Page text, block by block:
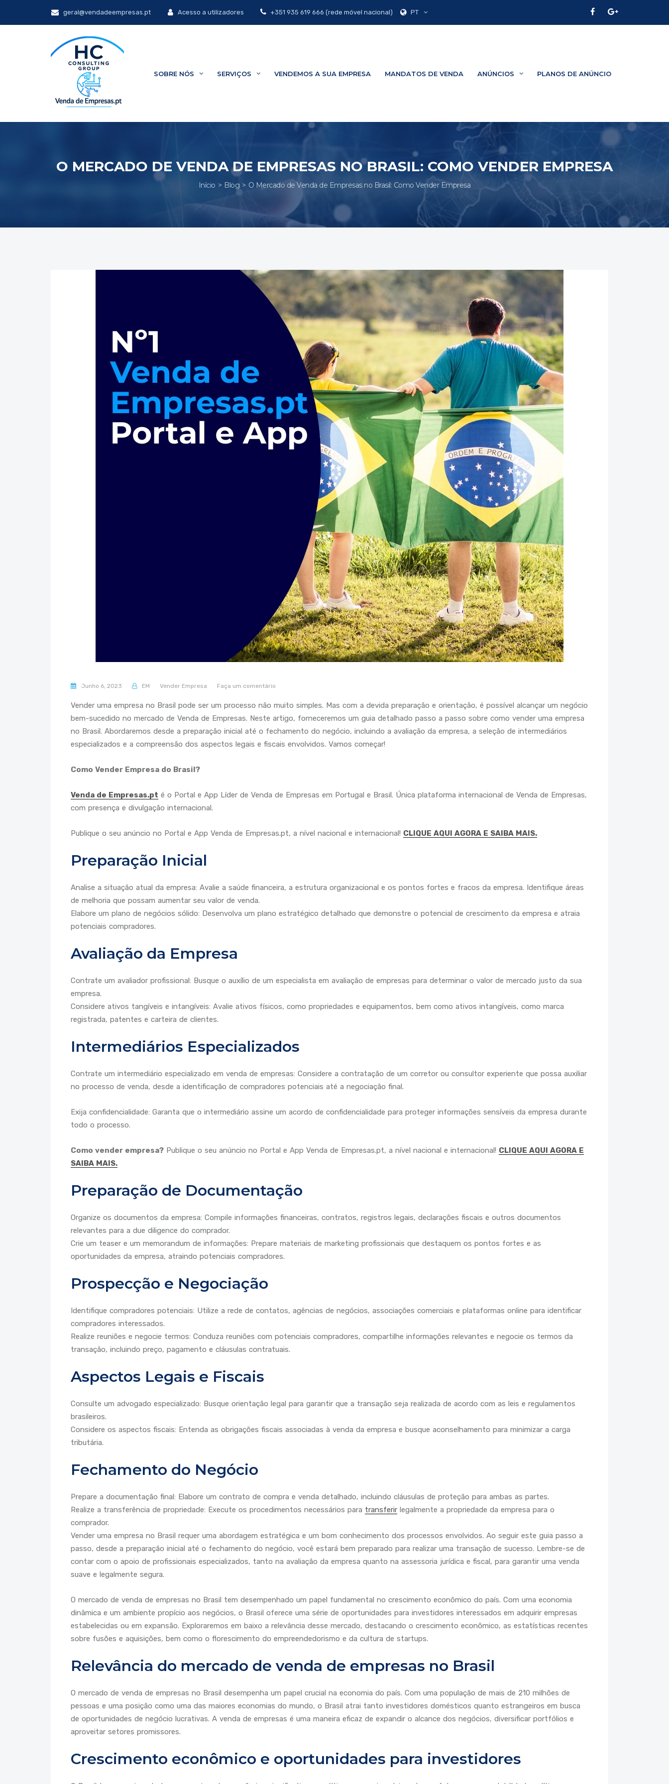
geral@vendadeempresas.pt Acesso a utilizadores PT
+351 935 619 666 (rede móvel nacional)
SOBRE NÓS SERVIÇOS VENDEMOS A SUA EMPRESA MANDATOS DE VENDA ANÚNCIOS PLANOS DE ANÚNCIO
O MERCADO DE VENDA DE EMPRESAS NO BRASIL: COMO VENDER EMPRESA
Início Blog O Mercado de Venda de Empresas no Brasil: Como Vender Empresa
Junho 6, 2023 EM Vender Empresa Faça um comentário
Vender uma empresa no Brasil pode ser um processo não muito simples. Mas com a devida preparação e orientação, é possível alcançar um negócio
bem-sucedido no mercado de Venda de Empresas. Neste artigo, forneceremos um guia detalhado passo a passo sobre como vender uma empresa
no Brasil. Abordaremos desde a preparação inicial até o fechamento do negócio, incluindo a avaliação da empresa, a seleção de intermediários
especializados e a compreensão dos aspectos legais e fiscais envolvidos. Vamos começar!
Como Vender Empresa do Brasil?
Venda de Empresas.pt é o Portal e App Líder de Venda de Empresas em Portugal e Brasil. Única plataforma internacional de Venda de Empresas,
com presença e divulgação internacional.
Publique o seu anúncio no Portal e App Venda de Empresas.pt, a nível nacional e internacional! CLIQUE AQUI AGORA E SAIBA MAIS.
Preparação Inicial
Analise a situação atual da empresa: Avalie a saúde financeira, a estrutura organizacional e os pontos fortes e fracos da empresa. Identifique áreas
de melhoria que possam aumentar seu valor de venda.
Elabore um plano de negócios sólido: Desenvolva um plano estratégico detalhado que demonstre o potencial de crescimento da empresa e atraia
potenciais compradores.
Avaliação da Empresa
Contrate um avaliador profissional: Busque o auxílio de um especialista em avaliação de empresas para determinar o valor de mercado justo da sua
empresa.
Considere ativos tangíveis e intangíveis: Avalie ativos físicos, como propriedades e equipamentos, bem como ativos intangíveis, como marca
registrada, patentes e carteira de clientes.
Intermediários Especializados
Contrate um intermediário especializado em venda de empresas: Considere a contratação de um corretor ou consultor experiente que possa auxiliar
no processo de venda, desde a identificação de compradores potenciais até a negociação final.
Exija confidencialidade: Garanta que o intermediário assine um acordo de confidencialidade para proteger informações sensíveis da empresa durante
todo o processo.
Como vender empresa? Publique o seu anúncio no Portal e App Venda de Empresas.pt, a nível nacional e internacional! CLIQUE AQUI AGORA E
SAIBA MAIS.
Preparação de Documentação
Organize os documentos da empresa: Compile informações financeiras, contratos, registros legais, declarações fiscais e outros documentos
relevantes para a due diligence do comprador.
Crie um teaser e um memorandum de informações: Prepare materiais de marketing profissionais que destaquem os pontos fortes e as
oportunidades da empresa, atraindo potenciais compradores.
Prospecção e Negociação
Identifique compradores potenciais: Utilize a rede de contatos, agências de negócios, associações comerciais e plataformas online para identificar
compradores interessados.
Realize reuniões e negocie termos: Conduza reuniões com potenciais compradores, compartilhe informações relevantes e negocie os termos da
transação, incluindo preço, pagamento e cláusulas contratuais.
Aspectos Legais e Fiscais
Consulte um advogado especializado: Busque orientação legal para garantir que a transação seja realizada de acordo com as leis e regulamentos
brasileiros.
Considere os aspectos fiscais: Entenda as obrigações fiscais associadas à venda da empresa e busque aconselhamento para minimizar a carga
tributária.
Fechamento do Negócio
Prepare a documentação final: Elabore um contrato de compra e venda detalhado, incluindo cláusulas de proteção para ambas as partes.
Realize a transferência de propriedade: Execute os procedimentos necessários para transferir legalmente a propriedade da empresa para o
comprador.
Vender uma empresa no Brasil requer uma abordagem estratégica e um bom conhecimento dos processos envolvidos. Ao seguir este guia passo a
passo, desde a preparação inicial até o fechamento do negócio, você estará bem preparado para realizar uma transação de sucesso. Lembre-se de
contar com o apoio de profissionais especializados, tanto na avaliação da empresa quanto na assessoria jurídica e fiscal, para garantir uma venda
suave e legalmente segura.
O mercado de venda de empresas no Brasil tem desempenhado um papel fundamental no crescimento econômico do país. Com uma economia
dinâmica e um ambiente propício aos negócios, o Brasil oferece uma série de oportunidades para investidores interessados em adquirir empresas
estabelecidas ou em expansão. Exploraremos em baixo a relevância desse mercado, destacando o crescimento econômico, as estatísticas recentes
sobre fusões e aquisições, bem como o florescimento do empreendedorismo e da cultura de startups.
Relevância do mercado de venda de empresas no Brasil
O mercado de venda de empresas no Brasil desempenha um papel crucial na economia do país. Com uma população de mais de 210 milhões de
pessoas e uma posição como uma das maiores economias do mundo, o Brasil atrai tanto investidores domésticos quanto estrangeiros em busca
de oportunidades de negócio lucrativas. A venda de empresas é uma maneira eficaz de expandir o alcance dos negócios, diversificar portfólios e
aproveitar setores promissores.
Crescimento econômico e oportunidades para investidores